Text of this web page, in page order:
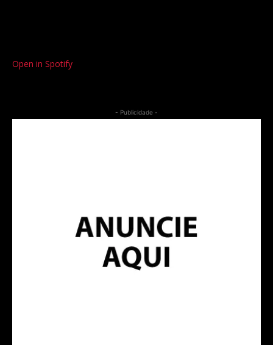
Open in Spotify
- Publicidade -